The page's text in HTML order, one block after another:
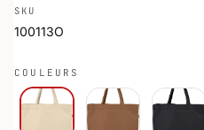
SKU
100113O
COULEURS